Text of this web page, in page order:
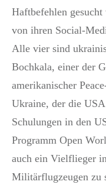
Haftbefehlen gesucht
von ihren Social-
Alle vier sind
Bochkala, einer der
amerikanischer
Ukraine, der die
Schulungen in den
Programm Open
auch ein Vielflieger
Militärflugzeugen zu